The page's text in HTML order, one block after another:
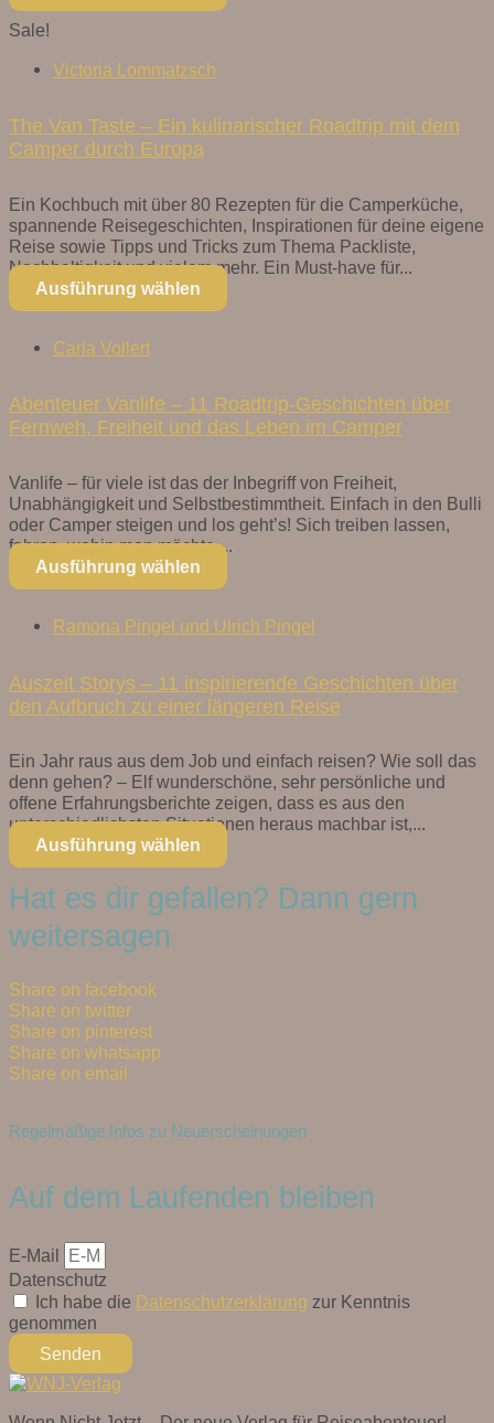
Sale!
Victoria Lommatzsch
The Van Taste – Ein kulinarischer Roadtrip mit dem
Camper durch Europa
Ein Kochbuch mit über 80 Rezepten für die Camperküche,
spannende Reisegeschichten, Inspirationen für deine eigene
Reise sowie Tipps und Tricks zum Thema Packliste,
Nachhaltigkeit und vielem mehr. Ein Must-have für...
Ausführung wählen
Carla Vollert
Abenteuer Vanlife – 11 Roadtrip-Geschichten über
Fernweh, Freiheit und das Leben im Camper
Vanlife – für viele ist das der Inbegriff von Freiheit,
Unabhängigkeit und Selbstbestimmtheit. Einfach in den Bulli
oder Camper steigen und los geht’s! Sich treiben lassen,
fahren, wohin man möchte,...
Ausführung wählen
Ramona Pingel und Ulrich Pingel
Auszeit Storys – 11 inspirierende Geschichten über
den Aufbruch zu einer längeren Reise
Ein Jahr raus aus dem Job und einfach reisen? Wie soll das
denn gehen? – Elf wunderschöne, sehr persönliche und
offene Erfahrungsberichte zeigen, dass es aus den
unterschiedlichsten Situationen heraus machbar ist,...
Ausführung wählen
Hat es dir gefallen? Dann gern
weitersagen
Share on facebook
Share on twitter
Share on pinterest
Share on whatsapp
Share on email
Regelmäßige Infos zu Neuerscheinungen
Auf dem Laufenden bleiben
E-Mail
Datenschutz
Ich habe die Datenschutzerklärung zur Kenntnis
genommen
Senden